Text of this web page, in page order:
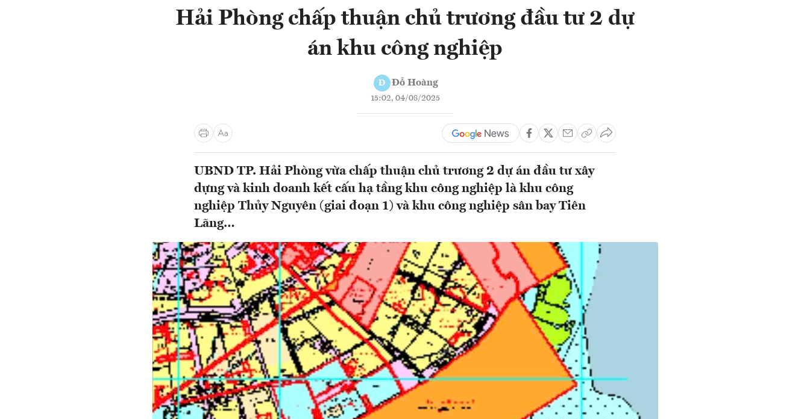
Hải Phòng chấp thuận chủ trương đầu tư 2 dự
án khu công nghiệp
Đ Đỗ Hoàng
15:02, 04/08/2025
UBND TP. Hải Phòng vừa chấp thuận chủ trương 2 dự án đầu tư xây
dựng và kinh doanh kết cấu hạ tầng khu công nghiệp là khu công
nghiệp Thủy Nguyên (giai đoạn 1) và khu công nghiệp sân bay Tiên
Lãng…